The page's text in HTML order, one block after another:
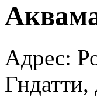
Адрес: